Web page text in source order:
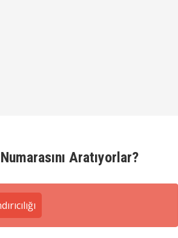
Aratıyorlar?